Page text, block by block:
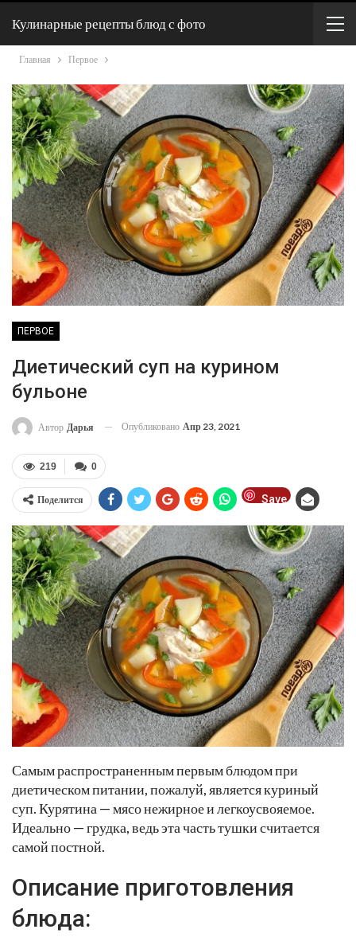
Кулинарные рецепты блюд с фото
Главная Первое
ПЕРВОЕ
Диетический суп на курином
бульоне
Автор Дарья Опубликовано Апр 23, 2021
0
219
Поделится Save
Самым распространенным первым блюдом при
диетическом питании, пожалуй, является куриный
суп. Курятина — мясо нежирное и легкоусвояемое.
Идеально — грудка, ведь эта часть тушки считается
самой постной.
Описание приготовления
блюда: